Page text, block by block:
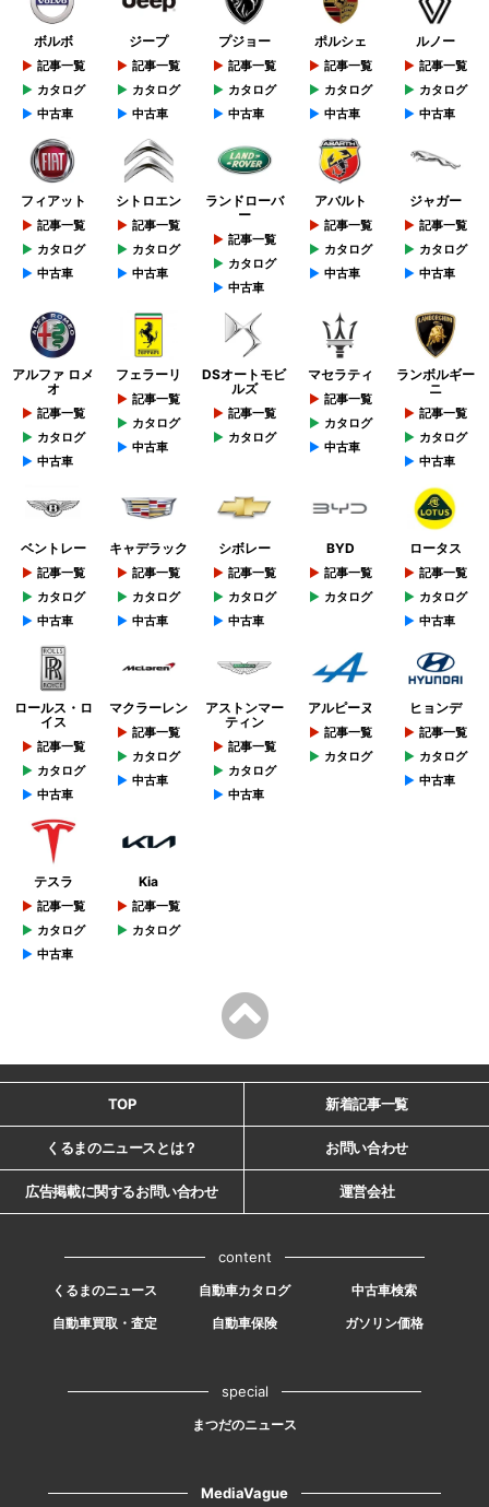
ボルボ
記事一覧
カタログ
中古車
ジープ
記事一覧
カタログ
中古車
プジョー
記事一覧
カタログ
中古車
ポルシェ
記事一覧
カタログ
中古車
ルノー
記事一覧
カタログ
中古車
フィアット
記事一覧
カタログ
中古車
シトロエン
記事一覧
カタログ
中古車
ランドローバ
ー
記事一覧
カタログ
中古車
アバルト
記事一覧
カタログ
中古車
ジャガー
記事一覧
カタログ
中古車
アルファ ロメ
オ
記事一覧
カタログ
中古車
フェラーリ
記事一覧
カタログ
中古車
DSオートモビ
ルズ
記事一覧
カタログ
マセラティ
記事一覧
カタログ
中古車
ランボルギー
ニ
記事一覧
カタログ
中古車
ベントレー
記事一覧
カタログ
中古車
キャデラック
記事一覧
カタログ
中古車
シボレー
記事一覧
カタログ
中古車
BYD
記事一覧
カタログ
ロータス
記事一覧
カタログ
中古車
ロールス・ロ
イス
記事一覧
カタログ
中古車
マクラーレン
記事一覧
カタログ
中古車
アストンマー
ティン
記事一覧
カタログ
中古車
アルピーヌ
記事一覧
カタログ
ヒョンデ
記事一覧
カタログ
中古車
テスラ
記事一覧
カタログ
中古車
Kia
記事一覧
カタログ
TOP 新着記事一覧
くるまのニュースとは？ お問い合わせ
広告掲載に関するお問い合わせ 運営会社
content
くるまのニュース 自動車カタログ
中古車検索
自動車買取・査定
自動車保険 ガソリン価格
special
まつだのニュース
MediaVague